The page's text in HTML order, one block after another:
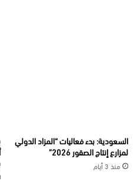
السعودية: بدء فعاليات “المزاد الدولي
لمزارع إنتاج الصقور 2026”
منذ 3 أيام